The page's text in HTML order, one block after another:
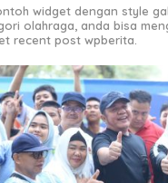
widget dengan style
olahraga, anda bisa
recent post wpberita.